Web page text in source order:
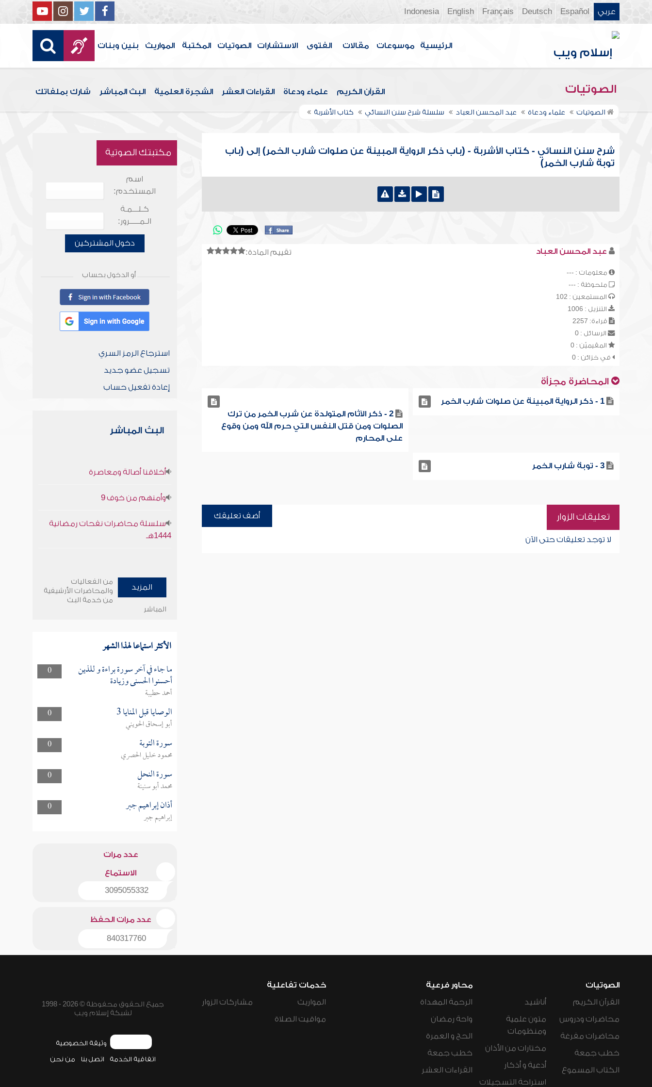
عربي Español
Deutsch
Français
English
Indonesia
الرئيسية موسوعات مقالات الفتوى الاستشارات الصوتيات المكتبة المواريث بنين وبنات
الصوتيات القرآن الكريم علماء ودعاة القراءات العشر الشجرة العلمية البث المباشر شارك بملفاتك
الصوتيات علماء ودعاة عبد المحسن العباد سلسلة شرح سنن النسائي كتاب الأشربة
شرح سنن النسائي - كتاب الأشربة - (باب ذكر الرواية المبينة عن صلوات شارب الخمر) إلى (باب
توبة شارب الخمر)
تقييم المادة: عبد المحسن العباد
معلومات : ---
ملحوظة : ---
المستمعين : 102
التنزيل : 1006
قراءة: 2257
الرسائل : 0
المقيميّن : 0
في خزائن : 0
المحاضرة مجزأة
1 - ذكر الرواية المبينة عن صلوات شارب الخمر
2 - ذكر الآثام المتولدة عن شرب الخمر من ترك
الصلوات ومن قتل النفس التي حرم الله ومن وقوع
على المحارم
3 - توبة شارب الخمر
تعليقات الزوار أضف تعليقك
لا توجد تعليقات حتى الآن
مكتبتك الصوتية
اسم
المستخدم:
كـلـــمـة
الـمـــــرور:
دخول المشتركين
أو الدخول بحساب
استرجاع الرمز السري
تسجيل عضو جديد
إعادة تفعيل حساب
البث المباشر
أخلاقنا أصالة ومعاصرة
وأمنهم من خوف 9
سلسلة محاضرات نفحات رمضانية
1444هـ
المزيد
من الفعاليات
والمحاضرات الأرشيفية
من خدمة البث
المباشر
الأكثر استماعا لهذا الشهر
0 ما جاء في آخر سورة براءة و للذين
أحسنوا الحسنى وزيادة
أحمد حطيبة
0
الوصايا قبل المنايا 3
أبو إسحاق الحويني
0
سورة التوبة
محمود خليل الحصري
0
سورة النحل
محمد أبو سنينة
0
أذان إبراهيم جبر
إبراهيم جبر
عدد مرات
الاستماع
3095055332
عدد مرات الحفظ
840317760
الصوتيات
القرآن الكريم
محاضرات ودروس
محاضرات مفرغة
خطب جمعة
الكتاب المسموع
أناشيد
متون علمية
ومنظومات
مختارات من الأذان
أدعية و أذكار
استراحة التسجيلات
محاور فرعية
الرحمة المهداة
واحة رمضان
الحج و العمرة
خطب جمعة
القراءات العشر
خدمات تفاعلية
المواريث
مواقيت الصلاة
مشاركات الزوار
جميع الحقوق محفوظة © 2026 - 1998
لشبكة إسلام ويب
وثيقة الخصوصية
اتفاقية الخدمة اتصل بنا من نحن